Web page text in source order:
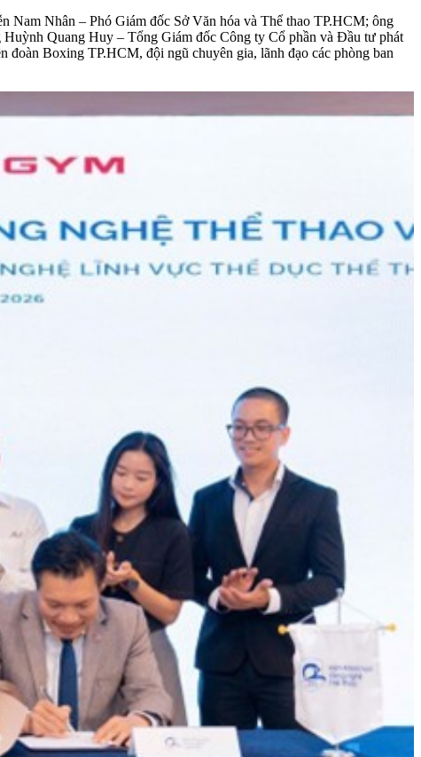
Nhân – Phó Giám đốc Sở Văn hóa và Thể thao TP.HCM; ông
Quang Huy – Tổng Giám đốc Công ty Cổ phần và Đầu tư phát
Boxing TP.HCM, đội ngũ chuyên gia, lãnh đạo các phòng ban